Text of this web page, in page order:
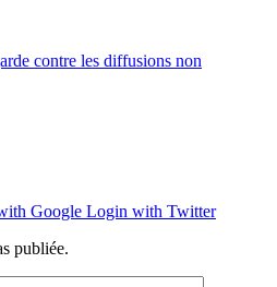
contre les diffusions non
Google Login with Twitter
publiée.